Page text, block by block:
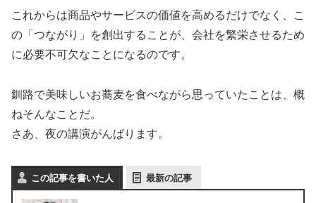
これからは商品やサービスの価値を高めるだけでなく、こ
の「つながり」を創出することが、会社を繁栄させるため
に必要不可欠なことになるのです。
釧路で美味しいお蕎麦を食べながら思っていたことは、概
ねそんなことだ。
さあ、夜の講演がんばります。
この記事を書いた人 最新の記事